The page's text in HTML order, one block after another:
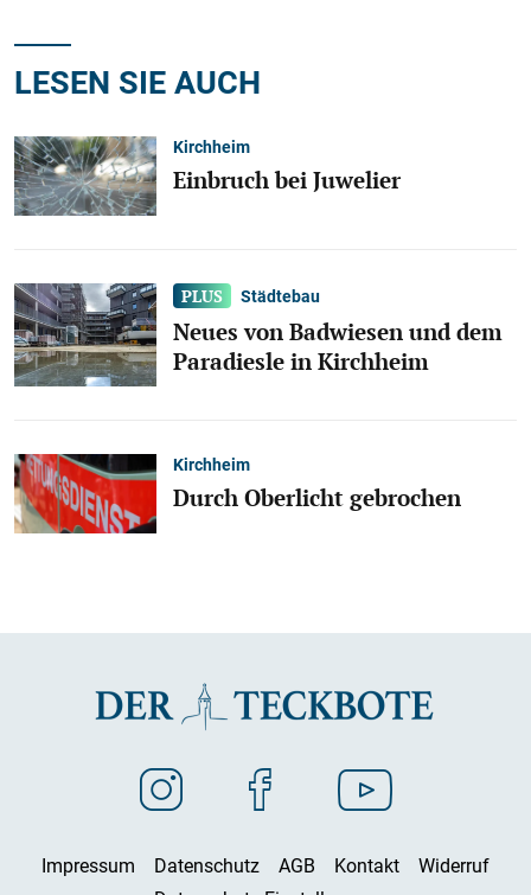
LESEN SIE AUCH
Kirchheim
Einbruch bei Juwelier
Städtebau
Neues von Badwiesen und dem
Paradiesle in Kirchheim
Kirchheim
Durch Oberlicht gebrochen
Impressum Datenschutz AGB Kontakt
Widerruf